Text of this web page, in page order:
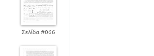
Σελίδα #066